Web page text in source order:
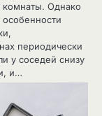
комнаты. Однако
периодически
у соседей снизу
и…